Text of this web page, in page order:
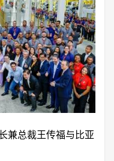
兼总裁王传福与比亚